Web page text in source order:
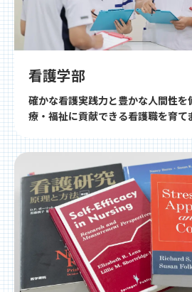
看護学部
確かな看護実践力と豊かな人間性
療・福祉に貢献できる看護職を育て